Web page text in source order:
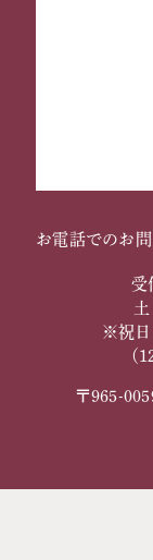
お電話でのお
受
※祝日
（
〒965-